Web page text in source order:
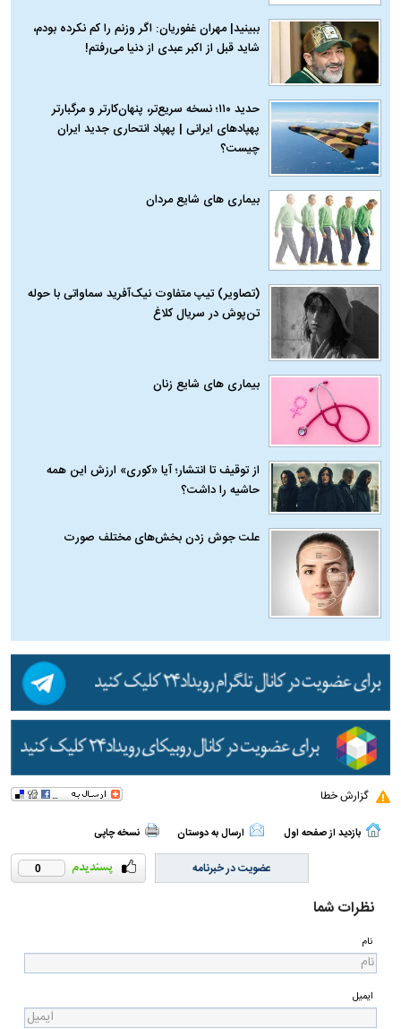
ببینید| مهران غفوریان: اگر وزنم را کم نکرده بودم،
شاید قبل از اکبر عبدی از دنیا می‌رفتم!
حدید ۱۱۰؛ نسخه سریع‌تر، پنهان‌کارتر و مرگبارتر
پهپادهای ایرانی | پهپاد انتحاری جدید ایران
چیست؟
بیماری‌ های شایع مردان
(تصاویر) تیپ متفاوت نیک‌آفرید سماواتی با حوله
تن‌پوش در سریال کلاغ
بیماری‌ های شایع زنان
از توقیف تا انتشار؛ آیا «کوری» ارزش این همه
حاشیه را داشت؟
علت جوش زدن بخش‌های مختلف صورت
گزارش خطا
بازدید از صفحه اول ارسال به دوستان نسخه چاپی
0 عضویت در خبرنامه
نظرات شما
نام
ایمیل